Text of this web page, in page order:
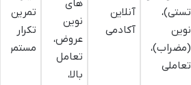
تستی)،
نوین
(مضراب)،
تعاملی
آنلاین
آکادمی
های
نوین
عروض،
تعامل
بالا،
تمرین و
تکرار
مستمر